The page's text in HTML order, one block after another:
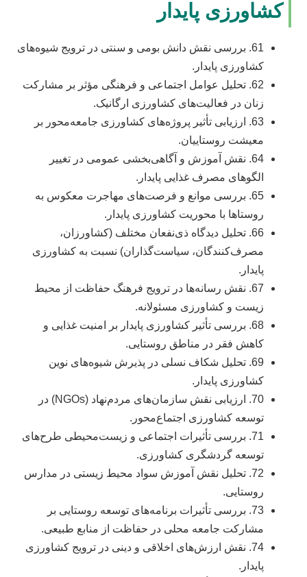
کشاورزی پایدار
61. بررسی نقش دانش بومی و سنتی در ترویج شیوه‌های
کشاورزی پایدار.
62. تحلیل عوامل اجتماعی و فرهنگی مؤثر بر مشارکت
زنان در فعالیت‌های کشاورزی ارگانیک.
63. ارزیابی تأثیر پروژه‌های کشاورزی جامعه‌محور بر
معیشت روستاییان.
64. نقش آموزش و آگاهی‌بخشی عمومی در تغییر
الگوهای مصرف غذایی پایدار.
65. بررسی موانع و فرصت‌های مهاجرت معکوس به
روستاها با محوریت کشاورزی پایدار.
66. تحلیل دیدگاه ذی‌نفعان مختلف (کشاورزان،
مصرف‌کنندگان، سیاست‌گذاران) نسبت به کشاورزی
پایدار.
67. نقش رسانه‌ها در ترویج فرهنگ حفاظت از محیط
زیست و کشاورزی مسئولانه.
68. بررسی تأثیر کشاورزی پایدار بر امنیت غذایی و
کاهش فقر در مناطق روستایی.
69. تحلیل شکاف نسلی در پذیرش شیوه‌های نوین
کشاورزی پایدار.
70. ارزیابی نقش سازمان‌های مردم‌نهاد (NGOs) در
توسعه کشاورزی اجتماع‌محور.
71. بررسی تأثیرات اجتماعی و زیست‌محیطی طرح‌های
توسعه گردشگری کشاورزی.
72. تحلیل نقش آموزش سواد محیط زیستی در مدارس
روستایی.
73. بررسی تأثیرات برنامه‌های توسعه روستایی بر
مشارکت جامعه محلی در حفاظت از منابع طبیعی.
74. نقش ارزش‌های اخلاقی و دینی در ترویج کشاورزی
پایدار.